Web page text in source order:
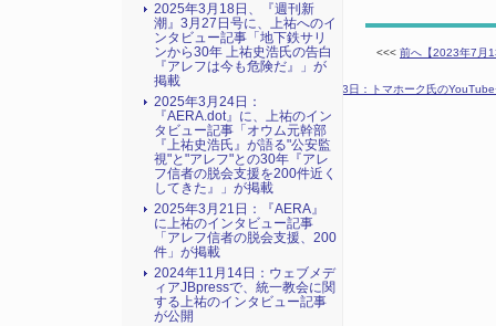
<<< 前へ【2023年7月
次へ【2023年7月23日：トマホーク氏の
2025年3月18日、『週刊新
潮』3月27日号に、上祐へのイ
ンタビュー記事「地下鉄サリ
ンから30年 上祐史浩氏の告白
『アレフは今も危険だ』」が
掲載
2025年3月24日：
『AERA.dot』に、上祐のイン
タビュー記事「オウム元幹部
『上祐史浩氏』が語る"公安監
視"と"アレフ"との30年『アレ
フ信者の脱会支援を200件近く
してきた』」が掲載
2025年3月21日：『AERA』
に上祐のインタビュー記事
「アレフ信者の脱会支援、200
件」が掲載
2024年11月14日：ウェブメデ
ィアJBpressで、統一教会に関
する上祐のインタビュー記事
が公開